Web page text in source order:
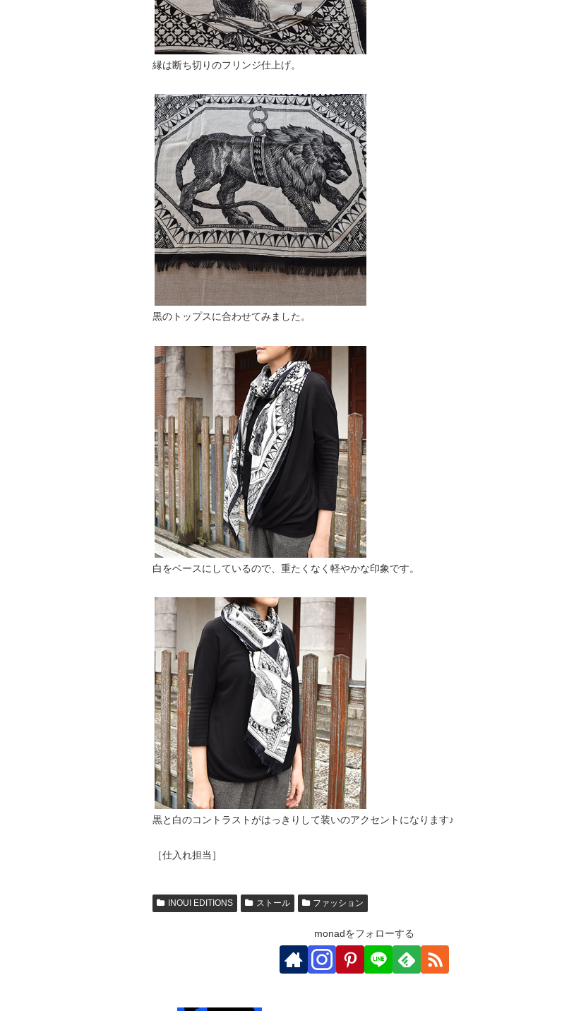
縁は断ち切りのフリンジ仕上げ。
黒のトップスに合わせてみました。
白をベースにしているので、重たくなく軽やかな印象です。
黒と白のコントラストがはっきりして装いのアクセントになります♪
［仕入れ担当］
INOUI EDITIONS ストール ファッション
monadをフォローする